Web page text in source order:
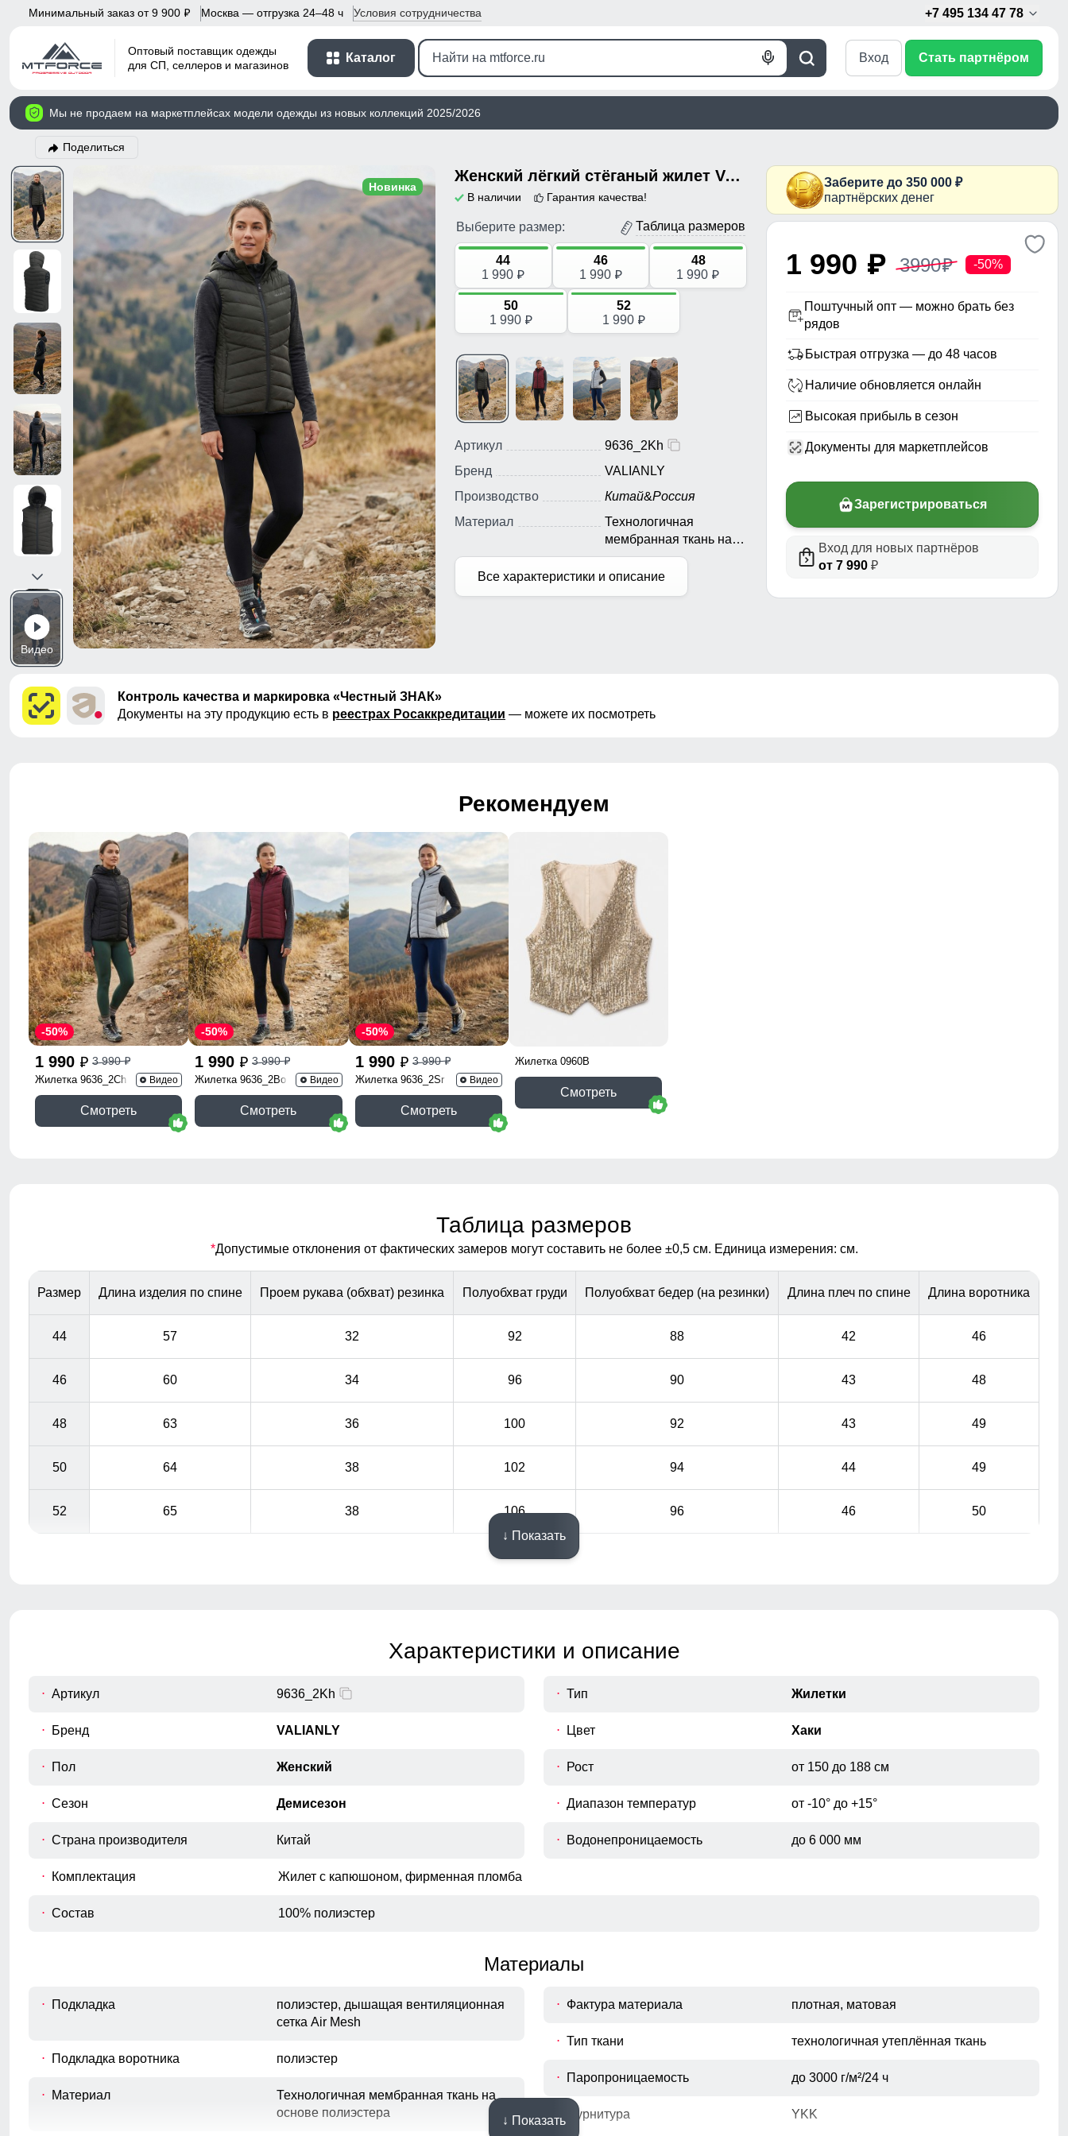
Минимальный заказ от 9 900 p Москва — отгрузка 24–48 ч Условия сотрудничества +7 495 134 47 78
Оптовый поставщик одежды
для СП, селлеров и магазинов
Каталог
Поиск
Голосовой
Вход Стать партнёром
Мы не продаем на маркетплейсах модели одежды из новых коллекций 2025/2026
Поделиться
Видео
Новинка
Женский лёгкий стёганый жилет Valianly с капюшоном цвета хаки 9636_2Kh
В наличии Гарантия качества!
Выберите размер: Таблица размеров
44
1 990 p
46
1 990 p
48
1 990 p
50
1 990 p
52
1 990 p
Артикул
9636_2Kh
Бренд
VALIANLY
Производство
Китай&Россия
Материал
Технологичная
мембранная ткань на
основе полиэстера
Все характеристики и описание
Заберите до 350 000 ₽
партнёрских денег
1 990 p 3990p -50%
Поштучный опт — можно брать без
рядов
Быстрая отгрузка — до 48 часов
Наличие обновляется онлайн
Высокая прибыль в сезон
Документы для маркетплейсов
Зарегистрироваться
Вход для новых партнёров
от 7 990 ₽
Контроль качества и маркировка «Честный ЗНАК»
Документы на эту продукцию есть в реестрах Росаккредитации — можете их посмотреть
Рекомендуем
1 990 p 3 990p
-50%
Жилетка 9636_2Ch Видео
Смотреть
1 990 p 3 990p
-50%
Жилетка 9636_2Bo Видео
Смотреть
1 990 p 3 990p
-50%
Жилетка 9636_2Sr Видео
Смотреть
Жилетка 0960B
Смотреть
Таблица размеров
*Допустимые отклонения от фактических замеров могут составить не более ±0,5 см. Единица измерения: см.
Размер Длина изделия по спине Проем рукава (обхват) резинка Полуобхват груди Полуобхват бедер (на резинки) Длина плеч по спине Длина воротника
44 57 32 92 88 42 46
46 60 34 96 90 43 48
48 63 36 100 92 43 49
50 64 38 102 94 44 49
52 65 38 106 96 46
50
↓ Показать
Характеристики и описание
Артикул 9636_2Kh
Бренд VALIANLY
Пол Женский
Сезон Демисезон
Страна производителя Китай
Тип Жилетки
Цвет Хаки
Рост от 150 до 188 см
Диапазон температур от -10° до +15°
Водонепроницаемость до 6 000 мм
Комплектация Жилет с капюшоном, фирменная пломба
Состав 100% полиэстер
Материалы
Подкладка
полиэстер, дышащая вентиляционная
сетка Air Mesh
Подкладка воротника полиэстер
Материал
Технологичная мембранная ткань на
основе полиэстера
Фактура материала плотная, матовая
Тип ткани технологичная утеплённая ткань
Паропроницаемость до 3000 г/м²/24 ч
Фурнитура YKK
↓ Показать